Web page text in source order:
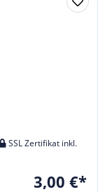
SSL Zertifikat inkl.
3,00 €*